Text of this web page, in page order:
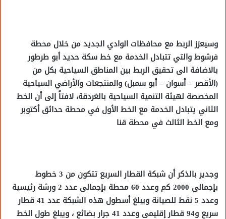
وسيعزز الربط مع محافظات الوادي الجديد من خلال محطة
فرشوط والتي تتبادل الخدمة مع خط سكة حديد أبو طرطور
بالاضافة الى تحقيق الربط بين المناطق السياحية بكل من
(الأقصر – أسوان – أبو سمبل) والمنتجعات والأراضي السياحية
المخصصة لهيئة التنمية السياحية بالغردقة، لافتاً إلى أن الخط
الثاني يتبادل الخدمة مع الخط الأول في محطة حدائق أكتوبر
ومع الخط الثالث في محطة قنا
وجدير بالذكر أن شبكة القطار السريع تتكون من 3 خطوط
بإجمالى 2000 كم وعدد 60 محطة بإجمالى عدد 2 ورشة رئيسية
وعدد 5 نقط للصيانة ويبلغ أسطول هذه الشبكة عدد 41 قطار
سريع و94 قطار إقليمى وعدد 41 جرار بضائع ، ويبلغ طول الخط